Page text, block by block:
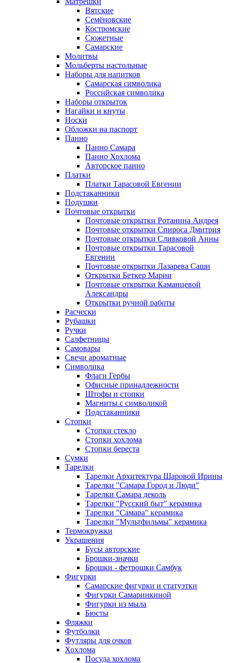
Вятские
Семёновские
Костромские
Сюжетные
Самарские
Молитвы
Мольберты настольные
Наборы для напитков
Самарская символика
Российская символика
Наборы открыток
Нагайки и кнуты
Носки
Обложки на паспорт
Панно
Панно Самара
Панно Хохлома
Авторское панно
Платки
Платки Тарасовой Евгении
Подстаканники
Подушки
Почтовые открытки
Почтовые открытки Ротанина Андрея
Почтовые открытки Спироса Дмитрия
Почтовые открытки Сливковой Анны
Почтовые открытки Тарасовой
Евгении
Почтовые открытки Лазарева Саши
Открытки Беткер Марии
Почтовые открытки Каманцевой
Александры
Открытки ручной работы
Расчески
Рубашки
Ручки
Салфетницы
Самовары
Свечи ароматные
Символика
Флаги Гербы
Офисные принадлежности
Штофы и стопки
Магниты с символикой
Подстаканники
Стопки
Стопки стекло
Стопки хохлома
Стопки береста
Сумки
Тарелки
Тарелки Архитектура Шаровой Ирины
Тарелки "Самара Город и Люди"
Тарелки Самара деколь
Тарелки "Русский быт" керамика
Тарелки "Самара" керамика
Тарелки "Мультфильмы" керамика
Термокружки
Украшения
Бусы авторские
Брошки-значки
Брошки - фетрошки Самбук
Фигурки
Самарские фигурки и статуэтки
Фигурки Самаринкиной
Фигурки из мыла
Бюсты
Фляжки
Футболки
Футляры для очков
Хохлома
Посуда хохлома